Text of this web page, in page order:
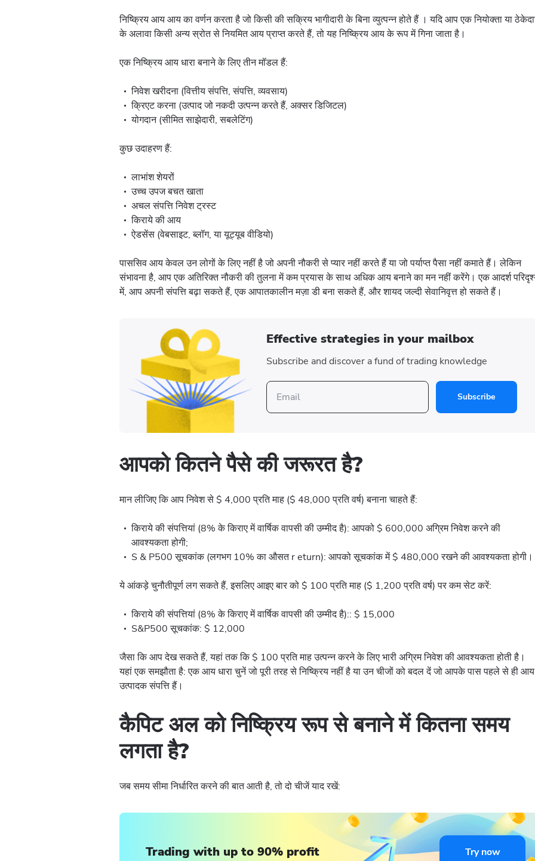
निष्क्रिय आय आय का वर्णन करता है जो किसी की सक्रिय भागीदारी के बिना व्युत्पन्न होते हैं । यदि आप एक नियोक्ता या
के अलावा किसी अन्य स्रोत से नियमित आय प्राप्त करते हैं, तो यह निष्क्रिय आय के रूप में गिना जाता है।
एक निष्क्रिय आय धारा बनाने के लिए तीन मॉडल हैं:
निवेश खरीदना (वित्तीय संपत्ति, संपत्ति, व्यवसाय)
क्रिएट करना (उत्पाद जो नकदी उत्पन्न करते हैं, अक्सर डिजिटल)
योगदान (सीमित साझेदारी, सबलेटिंग)
कुछ उदाहरण हैं:
लाभांश शेयरों
उच्च उपज बचत खाता
अचल संपत्ति निवेश ट्रस्ट
किराये की आय
ऐडसेंस (वेबसाइट, ब्लॉग, या यूट्यूब वीडियो)
पाससिव आय केवल उन लोगों के लिए नहीं है जो अपनी नौकरी से प्यार नहीं करते हैं या जो पर्याप्त पैसा नहीं कमाते हैं। लेकिन
संभावना है, आप एक अतिरिक्त नौकरी की तुलना में कम प्रयास के साथ अधिक आय बनाने का मन नहीं करेंगे। एक आदर्श
में, आप अपनी संपत्ति बढ़ा सकते हैं, एक आपातकालीन मज़ा डी बना सकते हैं, और शायद जल्दी सेवानिवृत्त हो सकते हैं।
Effective strategies in your mailbox
Subscribe and discover a fund of trading knowledge
Subscribe
आपको कितने पैसे की जरूरत है?
मान लीजिए कि आप निवेश से $ 4,000 प्रति माह ($ 48,000 प्रति वर्ष) बनाना चाहते हैं:
किराये की संपत्तियां (8% के किराए में वार्षिक वापसी की उम्मीद है): आपको $ 600,000 अग्रिम निवेश करने की
आवश्यकता होगी;
S & P500 सूचकांक (लगभग 10% का औसत r eturn): आपको सूचकांक में $ 480,000 रखने की आवश्यकता होगी।
ये आंकड़े चुनौतीपूर्ण लग सकते हैं, इसलिए आइए बार को $ 100 प्रति माह ($ 1,200 प्रति वर्ष) पर कम सेट करें:
किराये की संपत्तियां (8% के किराए में वार्षिक वापसी की उम्मीद है):: $ 15,000
S&P500 सूचकांक: $ 12,000
जैसा कि आप देख सकते हैं, यहां तक कि $ 100 प्रति माह उत्पन्न करने के लिए भारी अग्रिम निवेश की आवश्यकता होती है।
यहां एक समझौता है: एक आय धारा चुनें जो पूरी तरह से निष्क्रिय नहीं है या उन चीजों को बदल दें जो आपके पास पहले से ही
उत्पादक संपत्ति हैं।
कैपिट अल को निष्क्रिय रूप से बनाने में कितना समय
लगता है?
जब समय सीमा निर्धारित करने की बात आती है, तो दो चीजें याद रखें:
Trading with up to 90% profit Try now